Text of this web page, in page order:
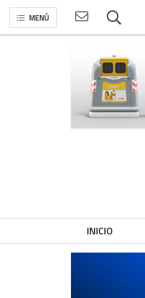
MENÚ
INICIO